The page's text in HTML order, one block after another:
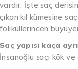
vardır. İşte saç
çıkan kıl kümesine
foliküllerinden
Saç yapısı kaça
İnsanoğlu saçı kök